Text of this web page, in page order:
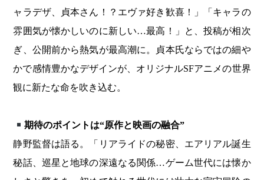
ャラデザ、貞本さん！？エヴァ好き歓喜！」「キャラの
雰囲気が懐かしいのに新しい…最高！」と、投稿が相次
ぎ、公開前から熱気が最高潮に。貞本氏ならではの細や
かで感情豊かなデザインが、オリジナルSFアニメの世界
観に新たな命を吹き込む。
期待のポイントは“原作と映画の融合”
静野監督は語る。「リアライドの秘密、エアリアル誕生
秘話、巡星と地球の深遠なる関係…ゲーム世代には懐か